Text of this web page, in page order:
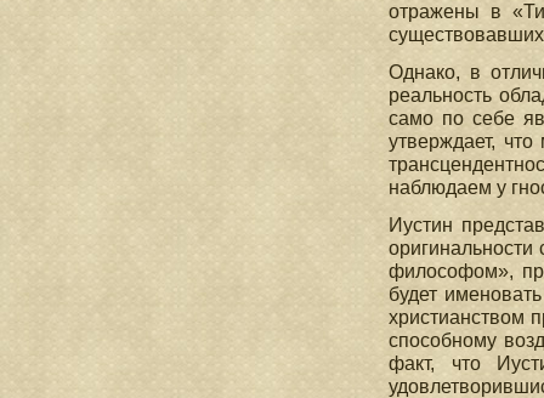
отражены в
Однако, в
реальность
само по себе
утверждает,
наблюдаем у
Иустин
оригинальности
философом»,
будет
христианством
способному
факт, что